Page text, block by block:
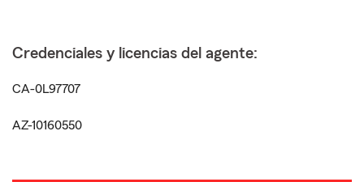
Credenciales y licencias del agente:
CA-0L97707
AZ-10160550